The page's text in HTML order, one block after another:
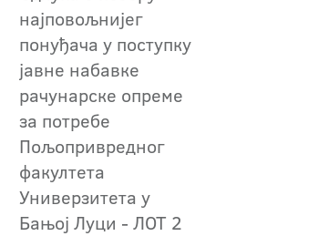
најповољнијег
понуђача у поступку
јавне набавке
рачунарске опреме
за потребе
Пољопривредног
факултета
Универзитета у
Бањој Луци - ЛОТ 2